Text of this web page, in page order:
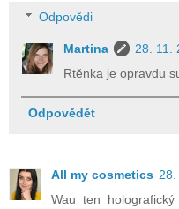
Odpovědi
Martina
28. 11.
Rtěnka je opravdu
Odpovědět
All my cosmetics
Wau ten